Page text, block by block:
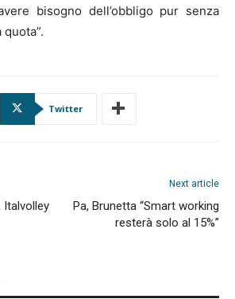
bisogno dell’obbligo pur senza
Twitter
Italvolley
Next article
Pa, Brunetta “Smart working
resterà solo al 15%”